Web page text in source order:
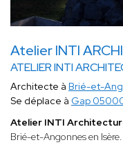
Atelier INTI
ATELIER INTI
Architecte à Brié-et-
Se déplace à Gap
Atelier INTI
Brié-et-Angonnes en